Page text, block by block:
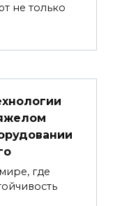
не только
где